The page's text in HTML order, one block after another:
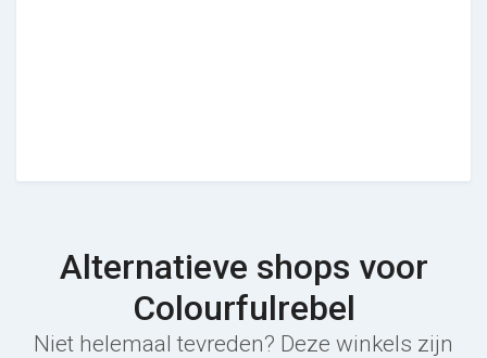
Alternatieve shops voor
Colourfulrebel
Niet helemaal tevreden? Deze winkels zijn